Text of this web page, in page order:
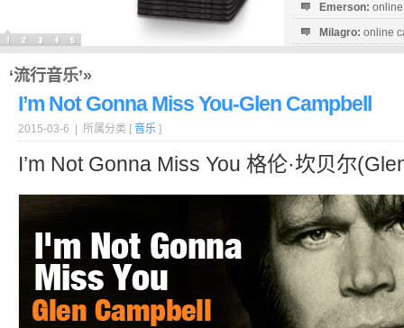
Emerson:
Milagro: online
‘流行音乐’»
I’m Not Gonna Miss You-Glen Campbell
2015-03-6 | 所属分类 [ 音乐 ]
I’m Not Gonna Miss You 格伦·坎贝尔